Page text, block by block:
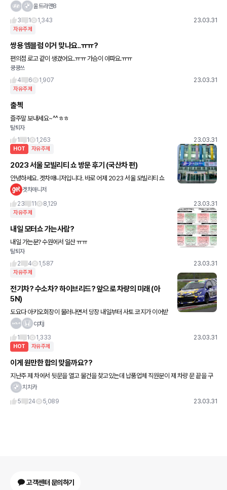
울트라맨8
3
1 1,343 23.03.31
자유주제
쌍용 엠블럼 이거 맞나요..ㅠㅠ?
편의점 로고 같이 생겼어요..ㅠㅠ 가슴이 아파요.ㅠㅠ
쿵쿵쓰
4
6 1,907 23.03.31
자유주제
출첵
즐주말 보내세요~^^ㅎㅎ
탈퇴자
1
1 1,263 23.03.31
HOT 자유주제
2023 서울 모빌리티 쇼 방문 후기 (국산차 편)
안녕하세요. 겟차매니저입니다. 바로 어제 2023 서울 모빌리티 쇼
에 다녀왔는데요! 먼저 다녀오고 느꼈던 겟차 매니저의 후기와 소감
겟차매니저
23
11 8,129 23.03.31
자유주제
내일 모터쇼 가는사람?
내일 가는분? 수원에서 일산 ㅠㅠ
탈퇴자
2
4 1,587 23.03.31
자유주제
전기차? 수소차? 하이브리드? 앞으로 차량의 미래 (아
5N)
도요다 아키오회장이 물러나면서 당장 내일부터 사토 코지가 이어받
게 되었는데 최근 전기차 라인업을 꾸준히 확대하되, 탄소 중립을 위
단
cptjj
1
1 1,333 23.03.31
HOT 자유주제
이게 원만한 합의 맞을까요??
지난주 제 차에서 뒷문을 열고 물건을 찾고있는데 납품업체 직원분이 제 차량 문 끝을 구
겨버렸습니다. 평소에 알던 분이고 앞으로도 자주 봐야해서 일단 공업사 견적받고 연락드
치치카
5
24 5,089 23.03.31
고객센터 문의하기